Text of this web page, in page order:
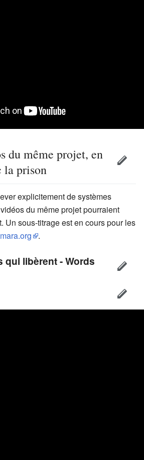
du même projet, en
la prison
explicitement de systèmes
du même projet pourraient
Un sous-titrage est en cours pour les
.
qui libèrent - Words